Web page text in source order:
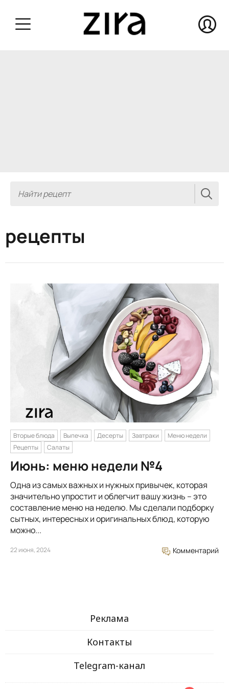
рецепты
Вторые блюда Выпечка Десерты Завтраки
Меню недели
Рецепты
Салаты
Июнь: меню недели №4
Одна из самых важных и нужных привычек, которая
значительно упростит и облегчит вашу жизнь – это
составление меню на неделю. Мы сделали подборку
сытных, интересных и оригинальных блюд, которую
можно...
22 июня, 2024 Комментарий
Реклама
Контакты
Telegram-канал